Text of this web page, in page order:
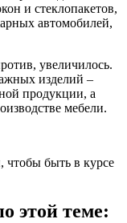
и стеклопакетов,
автомобилей,
увеличилось.
изделий –
продукции, а
мебели.
чтобы быть в курсе
этой теме: